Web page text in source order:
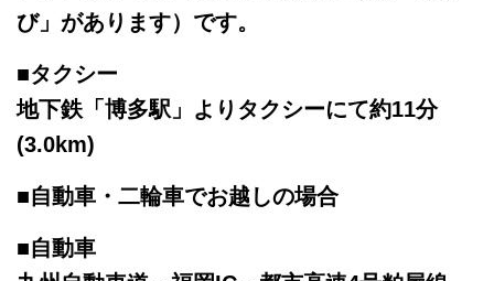
び」があります）です。
■タクシー
地下鉄「博多駅」よりタクシーにて約11分
(3.0km)
■自動車・二輪車でお越しの場合
■自動車